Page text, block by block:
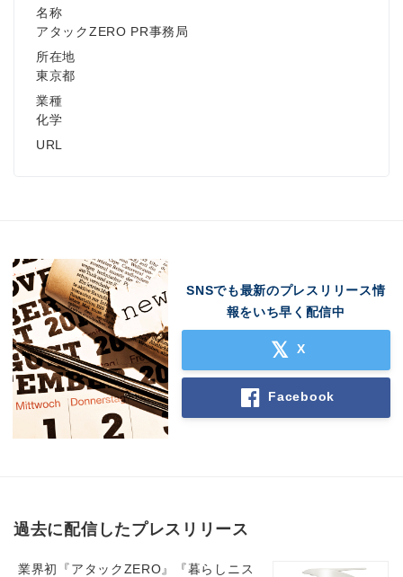
名称
アタックZERO PR事務局
所在地
東京都
業種
化学
URL
SNSでも最新のプレスリリース情
報をいち早く配信中
X
Facebook
過去に配信したプレスリリース
業界初『アタックZERO』『暮らしニス